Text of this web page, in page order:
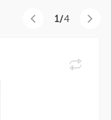
1/4